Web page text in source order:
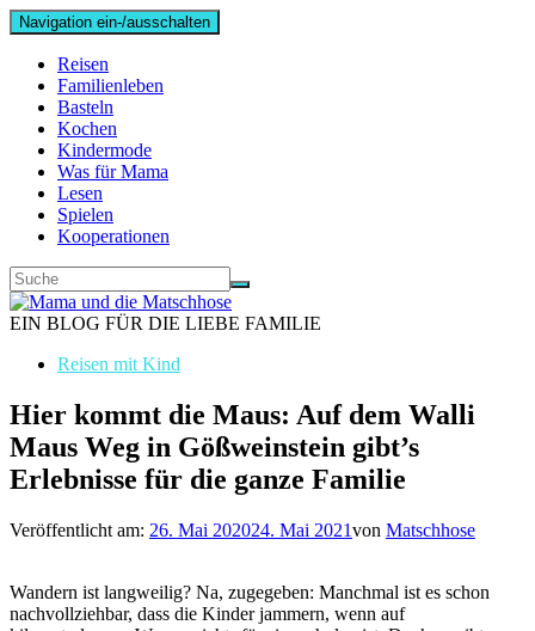
Navigation ein-/ausschalten
Reisen
Familienleben
Basteln
Kochen
Kindermode
Was für Mama
Lesen
Spielen
Kooperationen
EIN BLOG FÜR DIE LIEBE FAMILIE
Reisen mit Kind
Hier kommt die Maus: Auf dem Walli
Maus Weg in Gößweinstein gibt’s
Erlebnisse für die ganze Familie
Veröffentlicht am: 26. Mai 202024. Mai 2021von Matschhose
Wandern ist langweilig? Na, zugegeben: Manchmal ist es schon
nachvollziehbar, dass die Kinder jammern, wenn auf